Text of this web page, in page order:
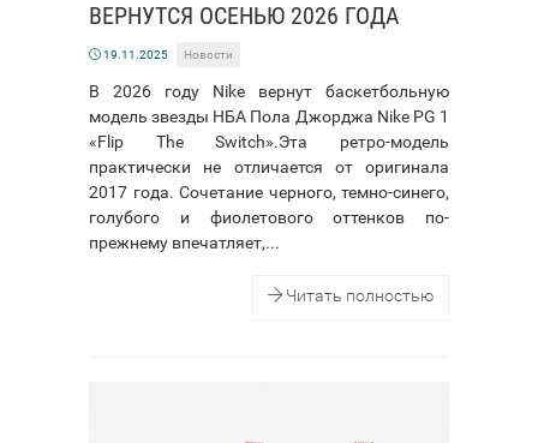
ВЕРНУТСЯ ОСЕНЬЮ 2026 ГОДА
19.11.2025 Новости
В 2026 году Nike вернут баскетбольную
модель звезды НБА Пола Джорджа Nike PG 1
«Flip The Switch».Эта ретро-модель
практически не отличается от оригинала
2017 года. Сочетание черного, темно-синего,
голубого и фиолетового оттенков по-
прежнему впечатляет,...
Читать полностью